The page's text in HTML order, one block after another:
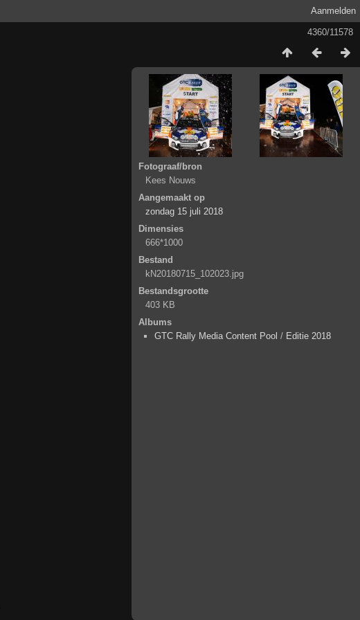
Aanmelden
4360/11578
Fotograaf/bron
Kees Nouws
Aangemaakt op
zondag 15 juli 2018
Dimensies
666*1000
Bestand
kN20180715_102023.jpg
Bestandsgrootte
403 KB
Albums
GTC Rally Media Content Pool / Editie 2018